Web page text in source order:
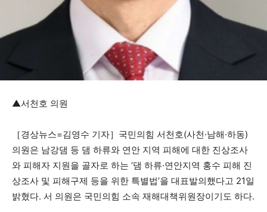
▲서천호 의원
［경상뉴스=김영수 기자］국민의힘 서천호(사천·남해·하동)
의원은 남강댐 등 댐 하류와 연안 지역 피해에 대한 진상조사
와 피해자 지원을 골자로 하는 ‘댐 하류·연안지역 홍수 피해 진
상조사 및 피해구제 등을 위한 특별법’을 대표발의했다고 21일
밝혔다. 서 의원은 국민의힘 소속 재해대책위원장이기도 하다.